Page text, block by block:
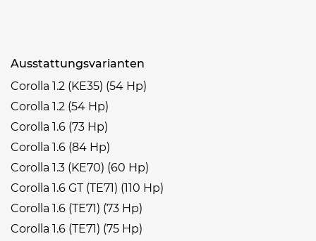
Ausstattungsvarianten
Corolla 1.2 (KE35) (54 Hp)
Corolla 1.2 (54 Hp)
Corolla 1.6 (73 Hp)
Corolla 1.6 (84 Hp)
Corolla 1.3 (KE70) (60 Hp)
Corolla 1.6 GT (TE71) (110 Hp)
Corolla 1.6 (TE71) (73 Hp)
Corolla 1.6 (TE71) (75 Hp)